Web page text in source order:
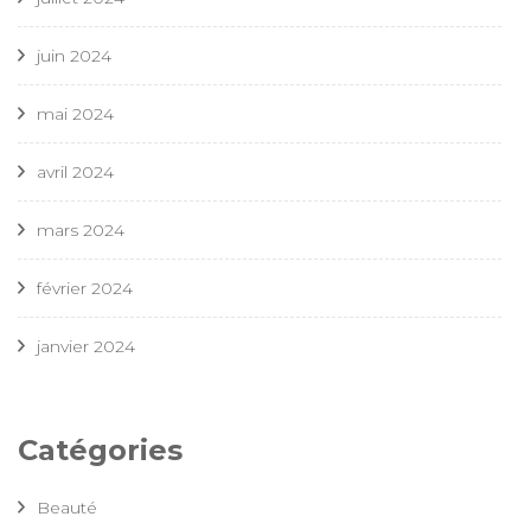
juin 2024
mai 2024
avril 2024
mars 2024
février 2024
janvier 2024
Catégories
Beauté